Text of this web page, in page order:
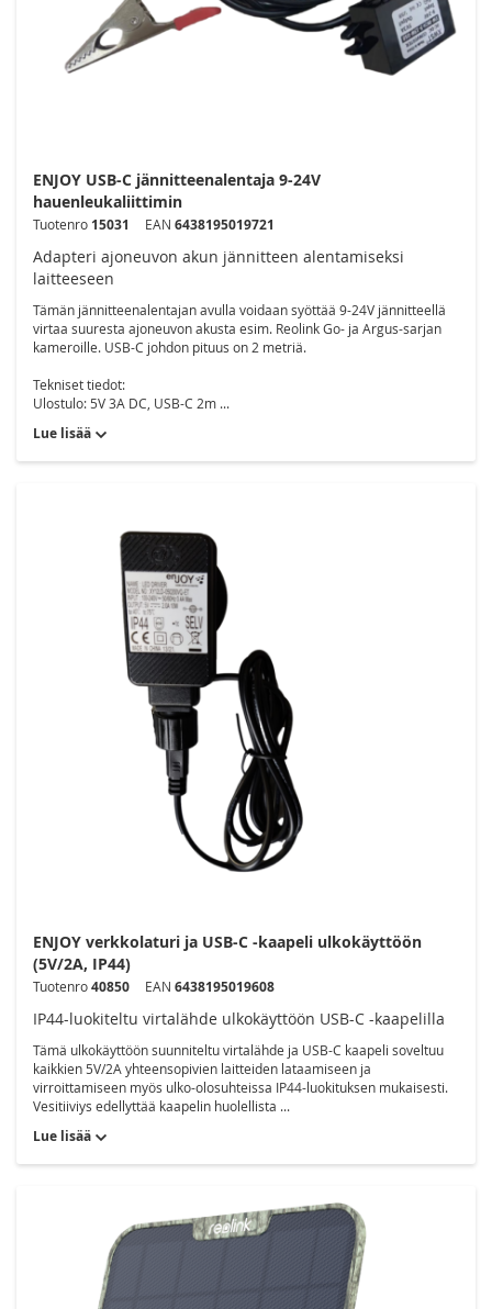
ENJOY USB-C jännitteenalentaja 9-24V
hauenleukaliittimin
Tuotenro 15031 EAN 6438195019721
Adapteri ajoneuvon akun jännitteen alentamiseksi
laitteeseen
Tämän jännitteenalentajan avulla voidaan syöttää 9-24V jännitteellä
virtaa suuresta ajoneuvon akusta esim. Reolink Go- ja Argus-sarjan
kameroille. USB-C johdon pituus on 2 metriä.
Tekniset tiedot:
Ulostulo: 5V 3A DC, USB-C 2m ...
Lue lisää
ENJOY verkkolaturi ja USB-C -kaapeli ulkokäyttöön
(5V/2A, IP44)
Tuotenro40850 EAN 6438195019608
IP44-luokiteltu virtalähde ulkokäyttöön USB-C -kaapelilla
Tämä ulkokäyttöön suunniteltu virtalähde ja USB-C kaapeli soveltuu
kaikkien 5V/2A yhteensopivien laitteiden lataamiseen ja
virroittamiseen myös ulko-olosuhteissa IP44-luokituksen mukaisesti.
Vesitiiviys edellyttää kaapelin huolellista ...
Lue lisää